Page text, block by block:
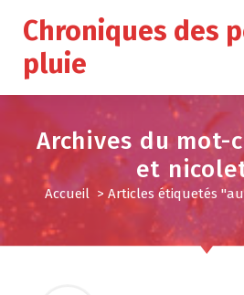
t
e
n
Chroniques des
pluie
Archives du mot-
et
Accueil> Articles étiquetés